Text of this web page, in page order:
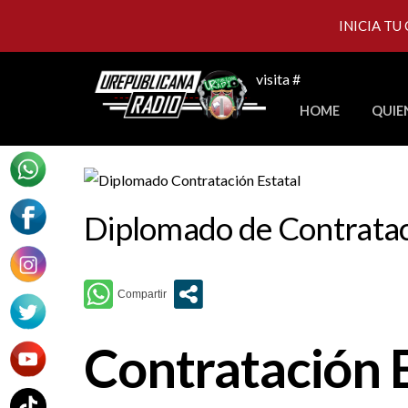
visita #
HOME
Diplomado de
Contratación
INICIA TU